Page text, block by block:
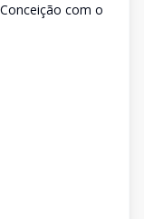
com o